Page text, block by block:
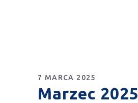
7 MARCA 2025
Marzec 2025